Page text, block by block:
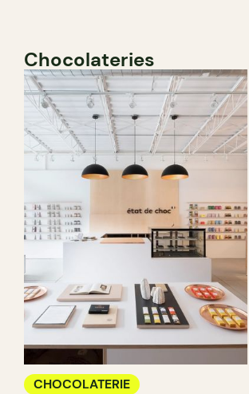
Chocolateries
CHOCOLATERIE